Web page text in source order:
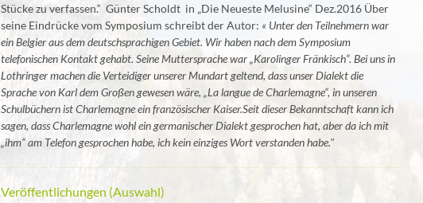
Stücke zu verfassen.“ Günter Scholdt in „Die Neueste Melusine“ Dez.2016 Über
seine Eindrücke vom Symposium schreibt der Autor: « Unter den Teilnehmern war
ein Belgier aus dem deutschsprachigen Gebiet. Wir haben nach dem Symposium
telefonischen Kontakt gehabt. Seine Muttersprache war „Karolinger Fränkisch“. Bei uns in
Lothringer machen die Verteidiger unserer Mundart geltend, dass unser Dialekt die
Sprache von Karl dem Großen gewesen wäre, „La langue de Charlemagne“, in unseren
Schulbüchern ist Charlemagne ein französischer Kaiser.Seit dieser Bekanntschaft kann ich
sagen, dass Charlemagne wohl ein germanischer Dialekt gesprochen hat, aber da ich mit
„ihm“ am Telefon gesprochen habe, ich kein einziges Wort verstanden habe."
Veröffentlichungen (Auswahl)